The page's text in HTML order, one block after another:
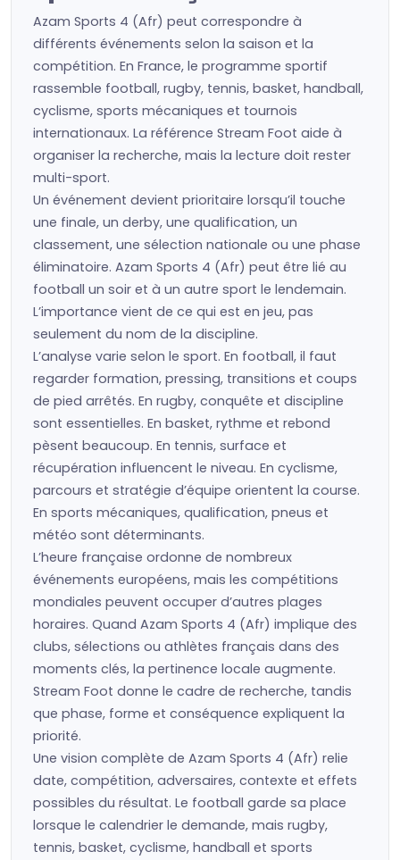
Azam Sports 4 (Afr) peut correspondre à
différents événements selon la saison et la
compétition. En France, le programme sportif
rassemble football, rugby, tennis, basket, handball,
cyclisme, sports mécaniques et tournois
internationaux. La référence Stream Foot aide à
organiser la recherche, mais la lecture doit rester
multi-sport.
Un événement devient prioritaire lorsqu’il touche
une finale, un derby, une qualification, un
classement, une sélection nationale ou une phase
éliminatoire. Azam Sports 4 (Afr) peut être lié au
football un soir et à un autre sport le lendemain.
L’importance vient de ce qui est en jeu, pas
seulement du nom de la discipline.
L’analyse varie selon le sport. En football, il faut
regarder formation, pressing, transitions et coups
de pied arrêtés. En rugby, conquête et discipline
sont essentielles. En basket, rythme et rebond
pèsent beaucoup. En tennis, surface et
récupération influencent le niveau. En cyclisme,
parcours et stratégie d’équipe orientent la course.
En sports mécaniques, qualification, pneus et
météo sont déterminants.
L’heure française ordonne de nombreux
événements européens, mais les compétitions
mondiales peuvent occuper d’autres plages
horaires. Quand Azam Sports 4 (Afr) implique des
clubs, sélections ou athlètes français dans des
moments clés, la pertinence locale augmente.
Stream Foot donne le cadre de recherche, tandis
que phase, forme et conséquence expliquent la
priorité.
Une vision complète de Azam Sports 4 (Afr) relie
date, compétition, adversaires, contexte et effets
possibles du résultat. Le football garde sa place
lorsque le calendrier le demande, mais rugby,
tennis, basket, cyclisme, handball et sports